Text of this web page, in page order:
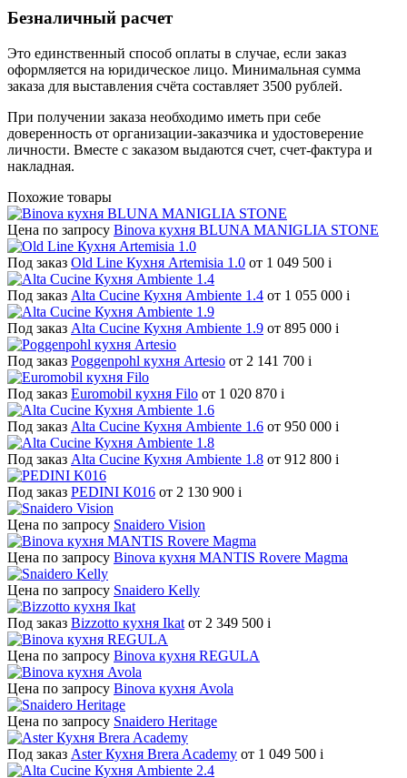
Безналичный расчет
Это единственный способ оплаты в случае, если заказ
оформляется на юридическое лицо. Минимальная сумма
заказа для выставления счёта составляет 3500 рублей.
При получении заказа необходимо иметь при себе
доверенность от организации-заказчика и удостоверение
личности. Вместе с заказом выдаются счет, счет-фактура и
накладная.
Похожие товары
Цена по запросу Binova кухня BLUNA MANIGLIA STONE
Под заказ Old Line Кухня Artemisia 1.0 от 1 049 500 i
Под заказ Alta Cucine Кухня Ambiente 1.4 от 1 055 000 i
Под заказ Alta Cucine Кухня Ambiente 1.9 от 895 000 i
Под заказ Poggenpohl кухня Artesio от 2 141 700 i
Под заказ Euromobil кухня Filo от 1 020 870 i
Под заказ Alta Cucine Кухня Ambiente 1.6 от 950 000 i
Под заказ Alta Cucine Кухня Ambiente 1.8 от 912 800 i
Под заказ PEDINI K016 от 2 130 900 i
Цена по запросу Snaidero Vision
Цена по запросу Binova кухня MANTIS Rovere Magma
Цена по запросу Snaidero Kelly
Под заказ Bizzotto кухня Ikat от 2 349 500 i
Цена по запросу Binova кухня REGULA
Цена по запросу Binova кухня Avola
Цена по запросу Snaidero Heritage
Под заказ Aster Кухня Brera Academy от 1 049 500 i